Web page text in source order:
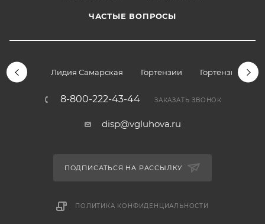
ЧАСТЫЕ ВОПРОСЫ
Лидия Самарская Гортензии Гортензии
8-800-222-43-44 ЗАКАЗАТЬ ЗВОНОК
disp@vgluhova.ru
ПОДПИСАТЬСЯ НА РАССЫЛКУ
ПОЛИТИКА КОНФИДЕНЦИАЛЬНОСТИ